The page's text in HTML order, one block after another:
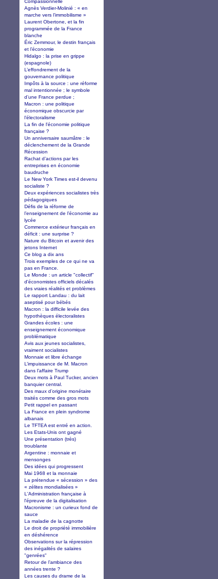
Agnès Verdier-Molinié : « en
marche vers l’immobilisme »
Laurent Obertone, et la fin
programmée de la France
blanche
Éric Zemmour, le destin français
et l’économie
Hidalgo : la prise en grippe
(espagnole)
L’effondrement de la
gouvernance politique
Impôts à la source : une réforme
mal intentionnée ; le symbole
d’une France perdue ;
Macron : une politique
économique obscurcie par
l’électoralisme
La fin de l'économie politique
française ?
Un anniversaire saumâtre : le
déclenchement de la Grande
Récession
Rachat d’actions par les
entreprises en économie
baudruche
Le New York Times est-il devenu
socialiste ?
Deux expériences socialistes très
pédagogiques
Défis de la réforme de
l’enseignement de l’économie au
lycée
Commerce extérieur français en
déficit : une surprise ?
Nature du Bitcoin et avenir des
jetons Internet
Ce blog a dix ans
Trois exemples de ce qui ne va
pas en France.
Le Monde : un article "collectif"
d'économistes officiels décalés
des vraies réalités et problèmes
Le rapport Landau : du lait
aseptisé pour bébés
Macron : la difficile levée des
hypothèques électoralistes
Grandes écoles : une
enseignement économique
problématique
Avis aux jeunes socialistes,
vraiment socialistes
Monnaie et libre échange
L’impuissance de M. Macron
dans l’affaire Trump
Deux mots à Paul Tucker, ancien
banquier central.
Des maux d’origine monétaire
traités comme des gros mots
Petit rappel en passant
La France en plein syndrome
albanais
Le TFTEA est entré en action.
Les Etats-Unis ont gagné
Une présentation (très)
troublante
Argentine : monnaie et
mensonges
Des idées qui progressent
Mai 1968 et la monnaie
La prétendue « sécession » des
« zélites mondialisées »
L'Administration française à
l'épreuve de la digitalisation
Macronisme : un curieux fond de
sauce
La maladie de la cagnotte
Le droit de propriété immobilière
en déshérence
Observations sur la répression
des inégalités de salaires
"genrées"
Retour de l’ambiance des
années trente ?
Les causes du drame de la